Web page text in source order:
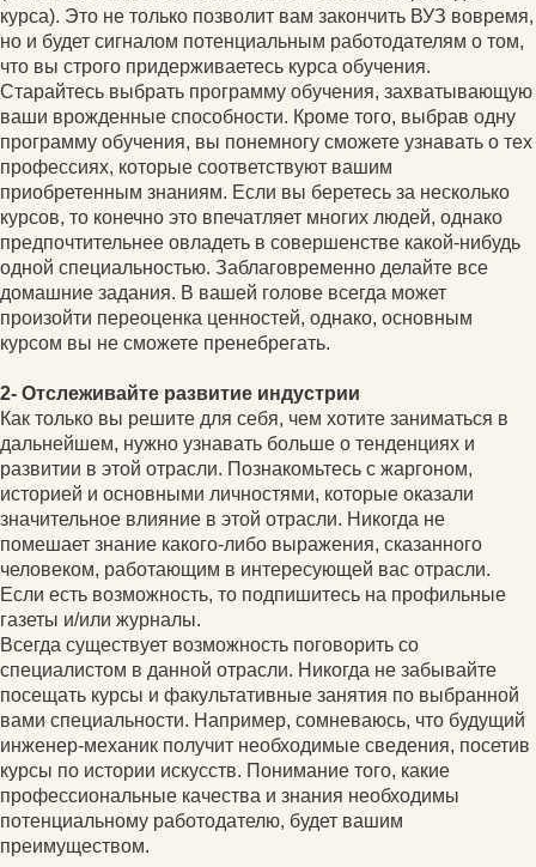
курса). Это не только позволит вам закончить ВУЗ вовремя,
но и будет сигналом потенциальным работодателям о том,
что вы строго придерживаетесь курса обучения.
Старайтесь выбрать программу обучения, захватывающую
ваши врожденные способности. Кроме того, выбрав одну
программу обучения, вы понемногу сможете узнавать о тех
профессиях, которые соответствуют вашим
приобретенным знаниям. Если вы беретесь за несколько
курсов, то конечно это впечатляет многих людей, однако
предпочтительнее овладеть в совершенстве какой-нибудь
одной специальностью. Заблаговременно делайте все
домашние задания. В вашей голове всегда может
произойти переоценка ценностей, однако, основным
курсом вы не сможете пренебрегать.
2- Отслеживайте развитие индустрии
Как только вы решите для себя, чем хотите заниматься в
дальнейшем, нужно узнавать больше о тенденциях и
развитии в этой отрасли. Познакомьтесь с жаргоном,
историей и основными личностями, которые оказали
значительное влияние в этой отрасли. Никогда не
помешает знание какого-либо выражения, сказанного
человеком, работающим в интересующей вас отрасли.
Если есть возможность, то подпишитесь на профильные
газеты и/или журналы.
Всегда существует возможность поговорить со
специалистом в данной отрасли. Никогда не забывайте
посещать курсы и факультативные занятия по выбранной
вами специальности. Например, сомневаюсь, что будущий
инженер-механик получит необходимые сведения, посетив
курсы по истории искусств. Понимание того, какие
профессиональные качества и знания необходимы
потенциальному работодателю, будет вашим
преимуществом.